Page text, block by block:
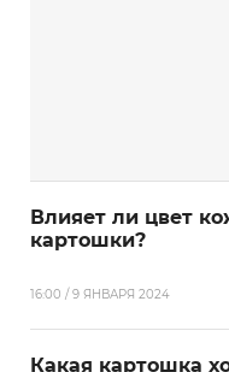
Влияет ли цвет
картошки?
16:00 / 9 ЯНВАРЯ 2024
Какая картошка